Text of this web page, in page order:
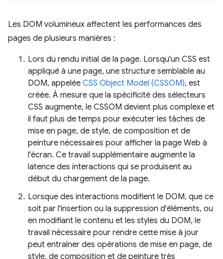
Les DOM volumineux affectent les performances des
pages de plusieurs manières :
Lors du rendu initial de la page. Lorsqu'un CSS est
appliqué à une page, une structure semblable au
DOM, appelée CSS Object Model (CSSOM), est
créée. À mesure que la spécificité des sélecteurs
CSS augmente, le CSSOM devient plus complexe et
il faut plus de temps pour exécuter les tâches de
mise en page, de style, de composition et de
peinture nécessaires pour afficher la page Web à
l'écran. Ce travail supplémentaire augmente la
latence des interactions qui se produisent au
début du chargement de la page.
Lorsque des interactions modifient le DOM, que ce
soit par l'insertion ou la suppression d'éléments, ou
en modifiant le contenu et les styles du DOM, le
travail nécessaire pour rendre cette mise à jour
peut entraîner des opérations de mise en page, de
style, de composition et de peinture très